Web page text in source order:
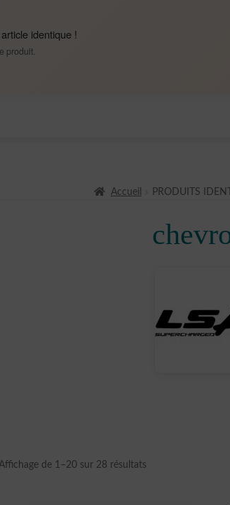
identique !
produit.
Accueil PRODUITS
de 1–20 sur 28 résultats